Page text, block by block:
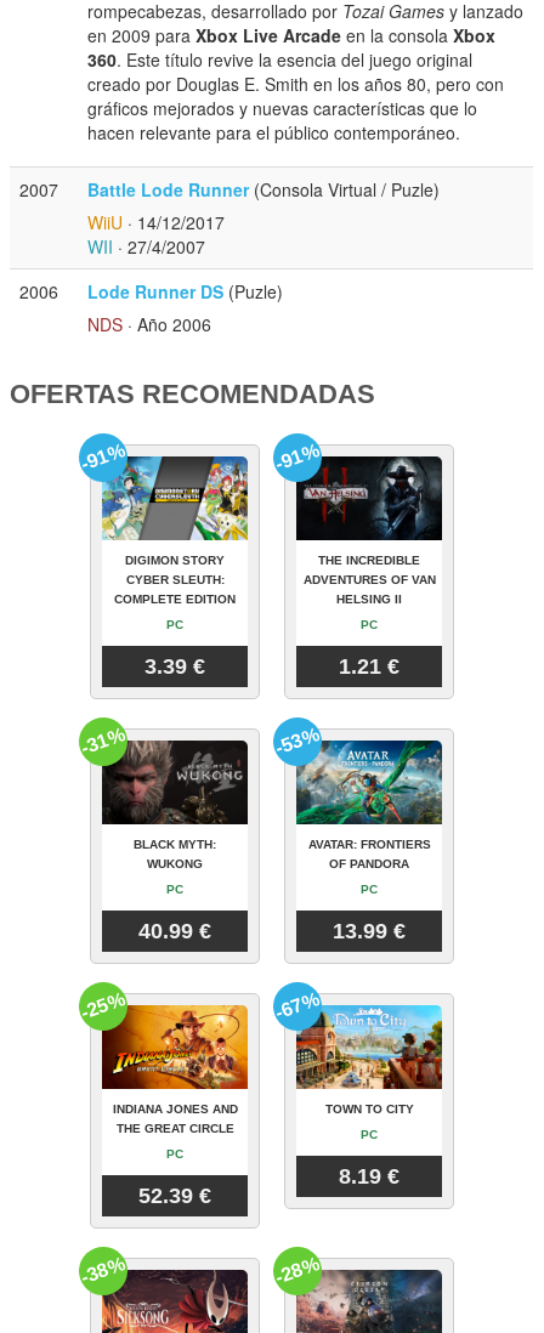
rompecabezas, desarrollado por Tozai Games y lanzado
en 2009 paraXbox Live Arcade en la consolaXbox
360. Este título revive la esencia del juego original
creado por Douglas E. Smith en los años 80, pero con
gráficos mejorados y nuevas características que lo
hacen relevante para el público contemporáneo.
2007 Battle Lode Runner(Consola Virtual / Puzle)
WiiU · 14/12/2017
WII · 27/4/2007
2006
Lode Runner DS (Puzle)
NDS · Año 2006
OFERTAS RECOMENDADAS
DIGIMON STORY
CYBER SLEUTH:
COMPLETE EDITION
PC
3.39 €
-91%
THE INCREDIBLE
ADVENTURES OF VAN
HELSING II
PC
1.21 €
-91%
BLACK MYTH:
WUKONG
PC
40.99 €
-31%
AVATAR: FRONTIERS
OF PANDORA
PC
13.99 €
-53%
INDIANA JONES AND
THE GREAT CIRCLE
PC
52.39 €
-25%
TOWN TO CITY
PC
8.19 €
-67%
-38% -28%